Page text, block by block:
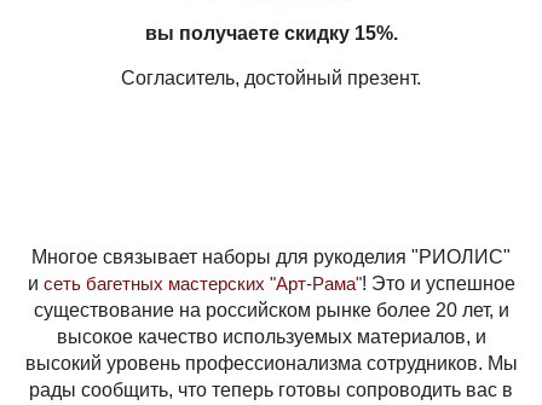
вы получаете скидку 15%.
Согласитель, достойный презент.
Многое связывает наборы для рукоделия "РИОЛИС"
и сеть багетных мастерских "Арт-Рама"! Это и успешное
существование на российском рынке более 20 лет, и
высокое качество используемых материалов, и
высокий уровень профессионализма сотрудников. Мы
рады сообщить, что теперь готовы сопроводить вас в